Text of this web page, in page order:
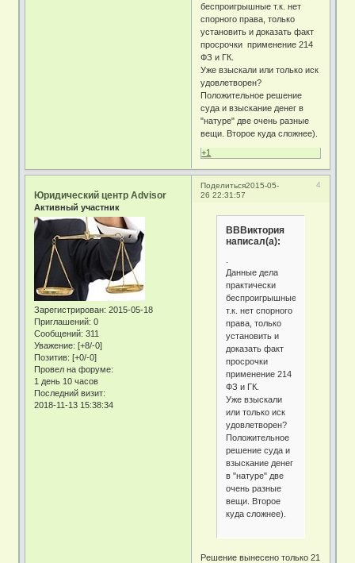
беспроигрышные т.к. нет
спорного права, только
установить и доказать факт
просрочки применение 214
ФЗ и ГК.
Уже взыскали или только иск
удовлетворен?
Положительное решение
суда и взыскание денег в
"натуре" две очень разные
вещи. Второе куда сложнее).
+1
Поделиться 4
2015-05-
26 22:31:57
Юридический центр Advisor
Активный участник
Зарегистрирован: 2015-05-18
Приглашений: 0
Сообщений: 311
Уважение: [+8/-0]
Позитив: [+0/-0]
Провел на форуме:
1 день 10 часов
Последний визит:
2018-11-13 15:38:34
ВВВиктория
написал(а):
Данные дела
практически
беспроигрышные
т.к. нет спорного
права, только
установить и
доказать факт
просрочки
применение 214
ФЗ и ГК.
Уже взыскали
или только иск
удовлетворен?
Положительное
решение суда и
взыскание денег
в "натуре" две
очень разные
вещи. Второе
куда сложнее).
Решение вынесено только 21